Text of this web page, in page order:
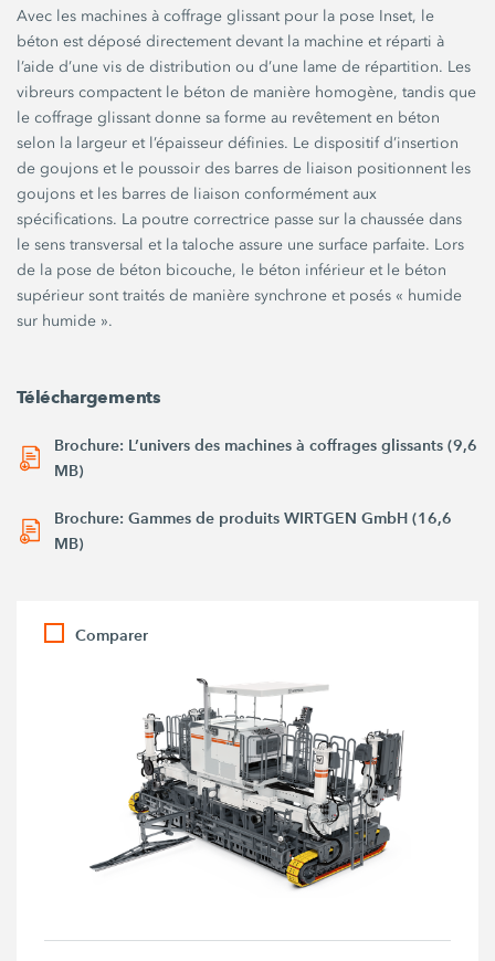
Avec les machines à coffrage glissant pour la pose Inset, le
béton est déposé directement devant la machine et réparti à
l’aide d’une vis de distribution ou d’une lame de répartition. Les
vibreurs compactent le béton de manière homogène, tandis que
le coffrage glissant donne sa forme au revêtement en béton
selon la largeur et l’épaisseur définies. Le dispositif d’insertion
de goujons et le poussoir des barres de liaison positionnent les
goujons et les barres de liaison conformément aux
spécifications. La poutre correctrice passe sur la chaussée dans
le sens transversal et la taloche assure une surface parfaite. Lors
de la pose de béton bicouche, le béton inférieur et le béton
supérieur sont traités de manière synchrone et posés « humide
sur humide ».
Téléchargements
Brochure: L’univers des machines à coffrages glissants (9,6
MB)
Brochure: Gammes de produits WIRTGEN GmbH (16,6
MB)
Comparer